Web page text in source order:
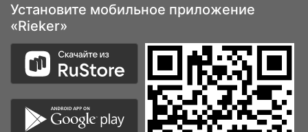
Установите мобильное приложение
«Rieker»